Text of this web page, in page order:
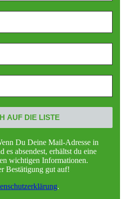
Du Deine Mail-Adresse in
es absendest, erhältst du eine
wichtigen Informationen.
Bestätigung gut auf!
.